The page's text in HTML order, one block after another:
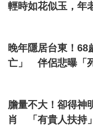
輕時如花似玉，年
晚年隱居台東！68
亡」 伴侶悲曝「
膽量不大！卻得神
肖 「有貴人扶持